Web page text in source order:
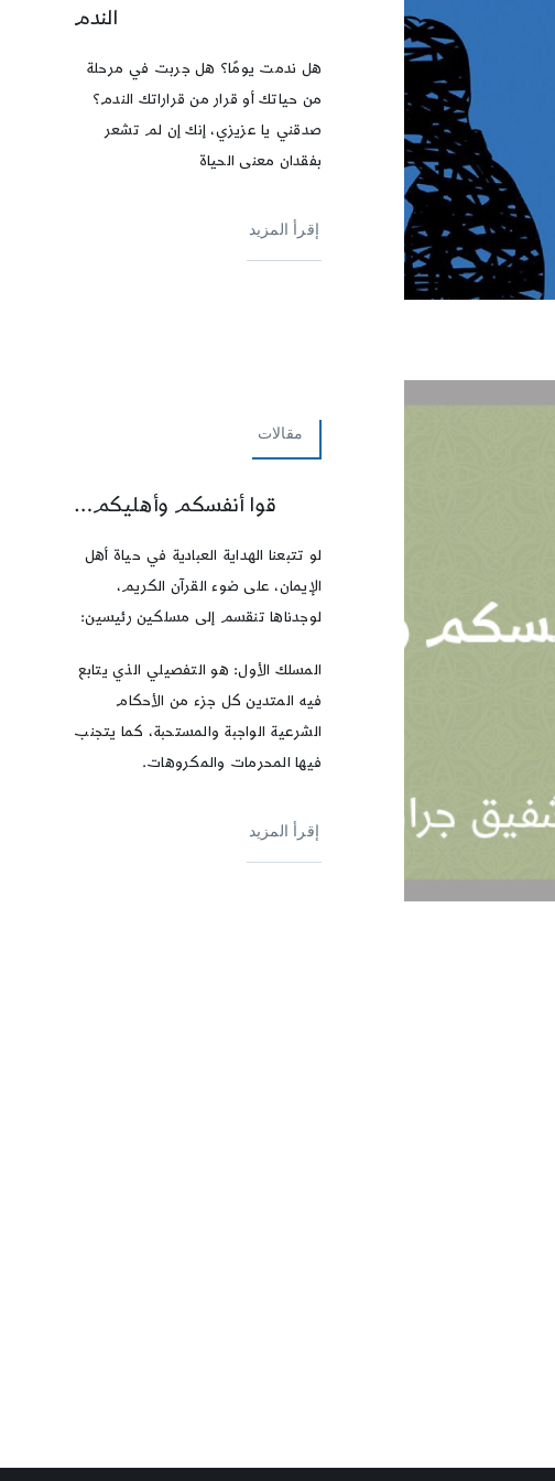
الندم
هل ندمت يومًا؟ هل جربت في مرحلة
من حياتك أو قرار من قراراتك الندم؟
صدقني يا عزيزي، إنك إن لم تشعر
بفقدان معنى الحياة
إقرأ المزيد
مقالات
قوا أنفسكم وأهليكم…
لو تتبعنا الهداية العبادية في حياة أهل
الإيمان، على ضوء القرآن الكريم،
لوجدناها تنقسم إلى مسلكين رئيسين:
المسلك الأول: هو التفصيلي الذي يتابع
فيه المتدين كل جزء من الأحكام
الشرعية الواجبة والمستحبة، كما يتجنب
فيها المحرمات والمكروهات.
إقرأ المزيد